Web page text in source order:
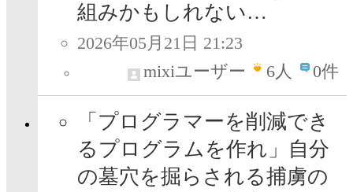
組みかもしれない…
2026年05月21日 21:23
mixiユーザー
6人 0件
「プログラマーを削減でき
るプログラムを作れ」自分
の墓穴を掘らされる捕虜の